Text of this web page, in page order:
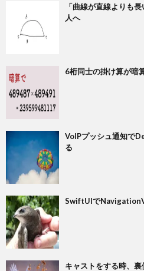
「曲線が直線よりも
人へ
6桁同士の掛け算が暗
VoIPプッシュ通知で
る
SwiftUIで
キャストをする時、